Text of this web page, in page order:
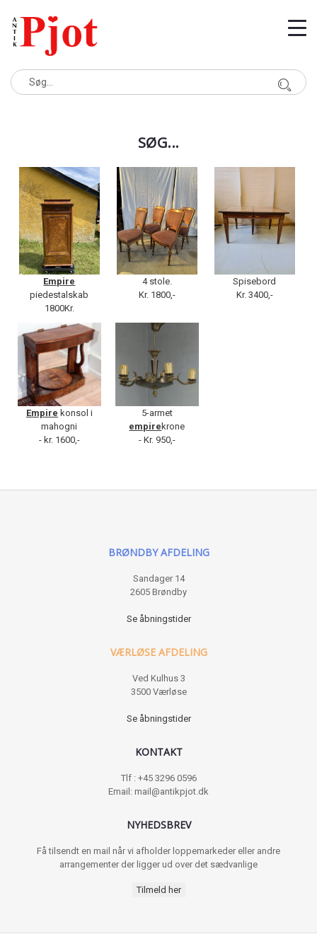
SØG...
Empire
piedestalskab
1800Kr.
4 stole.
Kr. 1800,-
Spisebord
Kr. 3400,-
Empire konsol i
mahogni
- kr. 1600,-
5-armet
empire krone
- Kr. 950,-
BRØNDBY AFDELING
Sandager 14
2605 Brøndby
Se åbningstider
VÆRLØSE AFDELING
Ved Kulhus 3
3500 Værløse
Se åbningstider
KONTAKT
Tlf : +45 3296 0596
Email: mail@antikpjot.dk
NYHEDSBREV
Få tilsendt en mail når vi afholder loppemarkeder eller andre
arrangementer der ligger ud over det sædvanlige
Tilmeld her